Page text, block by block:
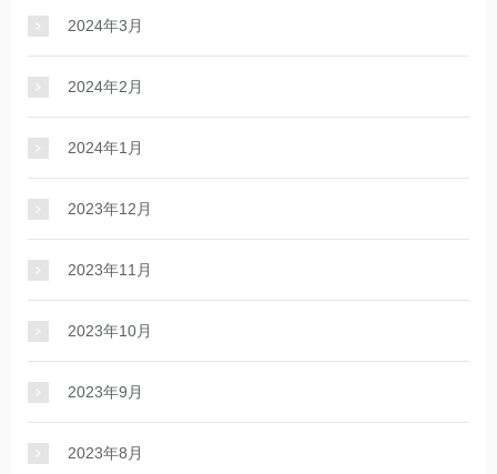
2024年3月
2024年2月
2024年1月
2023年12月
2023年11月
2023年10月
2023年9月
2023年8月